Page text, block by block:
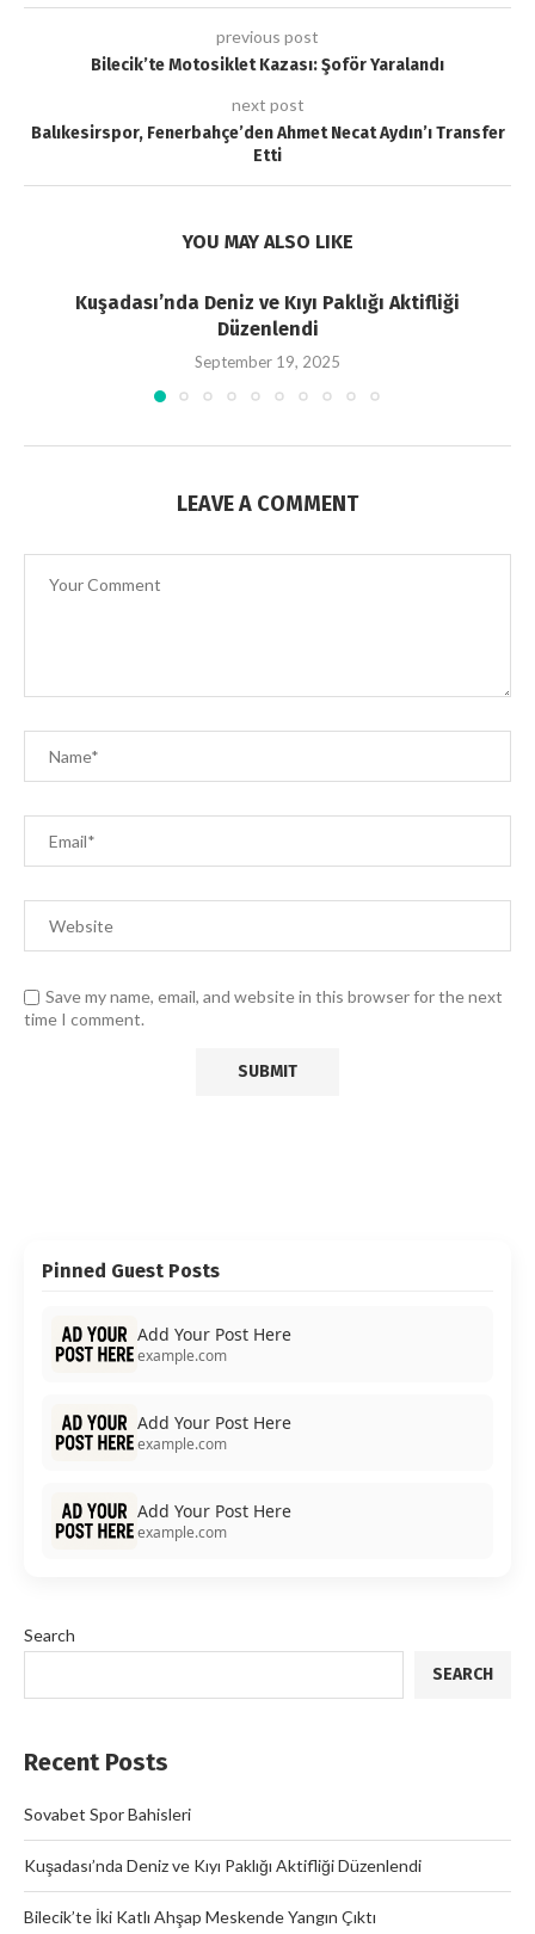
previous post
Bilecik’te Motosiklet Kazası: Şoför Yaralandı
next post
Balıkesirspor, Fenerbahçe’den Ahmet Necat Aydın’ı Transfer
Etti
YOU MAY ALSO LIKE
Kuşadası’nda Deniz ve Kıyı Paklığı Aktifliği
Düzenlendi
September 19, 2025
LEAVE A COMMENT
Save my name, email, and website in this browser for the next
time I comment.
Pinned Guest Posts
Add Your Post Here
example.com
Add Your Post Here
example.com
Add Your Post Here
example.com
Search
SEARCH
Recent Posts
Sovabet Spor Bahisleri
Kuşadası’nda Deniz ve Kıyı Paklığı Aktifliği Düzenlendi
Bilecik’te İki Katlı Ahşap Meskende Yangın Çıktı